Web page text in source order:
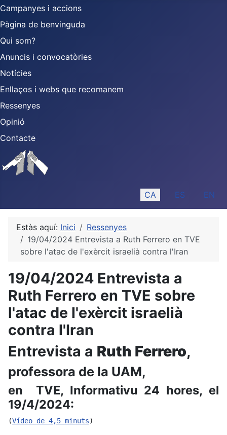
Campanyes i accions
Pàgina de benvinguda
Qui som?
Anuncis i convocatòries
Notícies
Enllaços i webs que recomanem
Ressenyes
Opinió
Contacte
Seleccioni el seu
CA ES EN
Estàs aquí: Inici
Ressenyes
19/04/2024 Entrevista a Ruth Ferrero en TVE
sobre l'atac de l'exèrcit israelià contra l'Iran
19/04/2024 Entrevista a
Ruth Ferrero en TVE sobre
l'atac de l'exèrcit israelià
contra l'Iran
Entrevista a Ruth Ferrero,
professora de la UAM,
en TVE, Informativu 24 hores, el
19/4/2024:
(Vídeo de 4,5 minuts)